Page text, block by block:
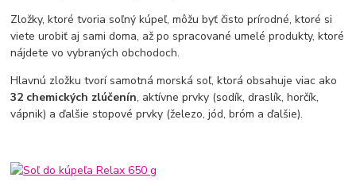
Zložky, ktoré tvoria soľný kúpeľ, môžu byť čisto prírodné, ktoré si
viete urobiť aj sami doma, až po spracované umelé produkty, ktoré
nájdete vo vybraných obchodoch.
Hlavnú zložku tvorí samotná morská soľ, ktorá obsahuje viac ako
32 chemických zlúčenín, aktívne prvky (sodík, draslík, horčík,
vápnik) a ďalšie stopové prvky (železo, jód, bróm a ďalšie).